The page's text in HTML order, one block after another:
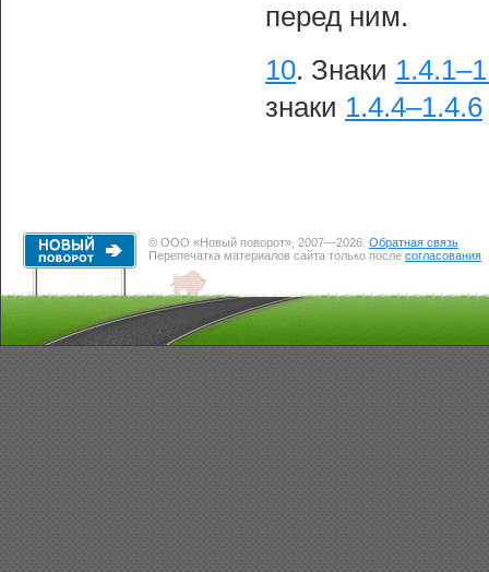
перед ним.
10. Знаки
знаки 1.4.4–1.4.6
© ООО «Новый поворот», 2007—2026. Обратная связь
Перепечатка материалов сайта только после согласования